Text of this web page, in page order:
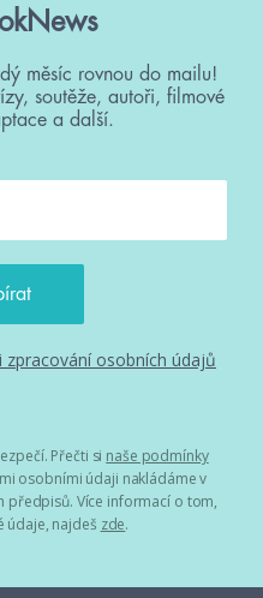
měsíc rovnou do mailu!
soutěže, autoři, filmové
a další.
zpracování osobních údajů
Přečti si naše podmínky
osobními údaji nakládáme v
předpisů. Více informací o tom,
údaje, najdeš zde.